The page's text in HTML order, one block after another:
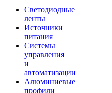
Светодиодные
ленты
Источники
питания
Системы
управления
и
автоматизации
Алюминиевые
профили